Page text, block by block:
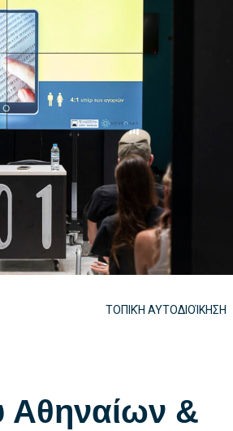
ΤΟΠΙΚΉ ΑΥΤΟΔΙΟΊΚΗΣΗ
Αθηναίων &